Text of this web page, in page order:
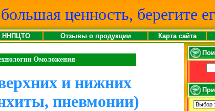
ценность, берегите
ННПЦТО Отзывы о продукции Карта сайта
и нижних
пневмонии)